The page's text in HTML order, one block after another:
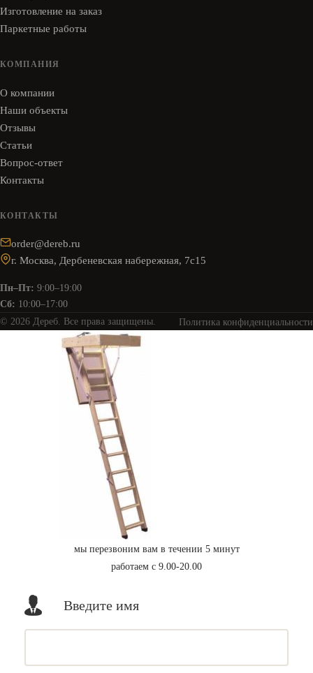
Изготовление на заказ
Паркетные работы
КОМПАНИЯ
О компании
Наши объекты
Отзывы
Статьи
Вопрос-ответ
Контакты
КОНТАКТЫ
order@dereb.ru
г. Москва, Дербеневская набережная, 7с15
Пн–Пт: 9:00–19:00
Сб: 10:00–17:00
© 2026 Дереб. Все права защищены.
Политика конфиденциальности
мы перезвоним вам в течении 5 минут
работаем с 9.00-20.00
Введите имя